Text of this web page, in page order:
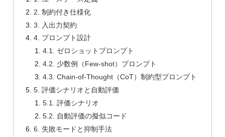
2. 制約付き仕様化
3. 入出力契約
4. プロンプト設計
4.1. ゼロショットプロンプト
4.2. 少数例（Few-shot）プロンプト
4.3. Chain-of-Thought（CoT）制約型プロンプト
5. 評価シナリオと自動評価
5.1. 評価シナリオ
5.2. 自動評価の擬似コード
6. 失敗モードと抑制手法